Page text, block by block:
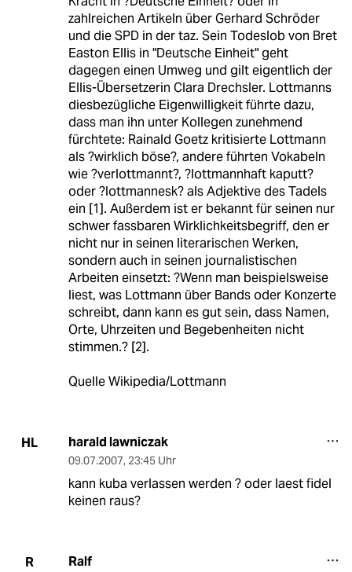
zahlreichen Artikeln über Gerhard Schröder
und die SPD in der taz. Sein Todeslob von Bret
Easton Ellis in "Deutsche Einheit" geht
dagegen einen Umweg und gilt eigentlich der
Ellis-Übersetzerin Clara Drechsler. Lottmanns
diesbezügliche Eigenwilligkeit führte dazu,
dass man ihn unter Kollegen zunehmend
fürchtete: Rainald Goetz kritisierte Lottmann
als ?wirklich böse?, andere führten Vokabeln
wie ?verlottmannt?, ?lottmannhaft kaputt?
oder ?lottmannesk? als Adjektive des Tadels
ein [1]. Außerdem ist er bekannt für seinen nur
schwer fassbaren Wirklichkeitsbegriff, den er
nicht nur in seinen literarischen Werken,
sondern auch in seinen journalistischen
Arbeiten einsetzt: ?Wenn man beispielsweise
liest, was Lottmann über Bands oder Konzerte
schreibt, dann kann es gut sein, dass Namen,
Orte, Uhrzeiten und Begebenheiten nicht
stimmen.? [2].
Quelle Wikipedia/Lottmann
HL harald lawniczak
09.07.2007, 23:45 Uhr
kann kuba verlassen werden ? oder laest fidel
keinen raus?
R Ralf